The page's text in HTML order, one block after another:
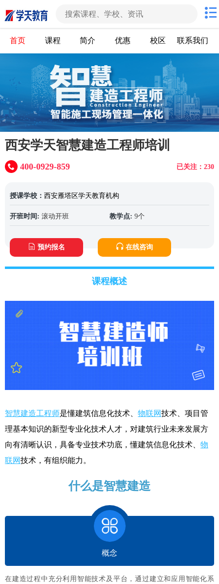
首页 课程 简介 优惠 校区 联系我们
西安学天智慧建造工程师培训
已关注：230
400-0929-859
授课学校： 西安雁塔区学天教育机构
开班时间: 滚动开班 教学点: 9个
预约报名 在线咨询
课程概述
智慧建造工程师是懂建筑信息化技术、 物联网技术、项目管
理基本知识的新型专业化技术人才，对建筑行业未来发展方
向有清晰认识，具备专业技术功底，懂建筑信息化技术、 物
联网技术，有组织能力。
什么是智慧建造
概念
在建造过程中充分利用智能技术及平台，通过建立和应用智能化系